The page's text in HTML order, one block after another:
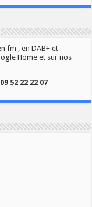
fm , en DAB+ et
Home et sur nos
09 52 22 22 07